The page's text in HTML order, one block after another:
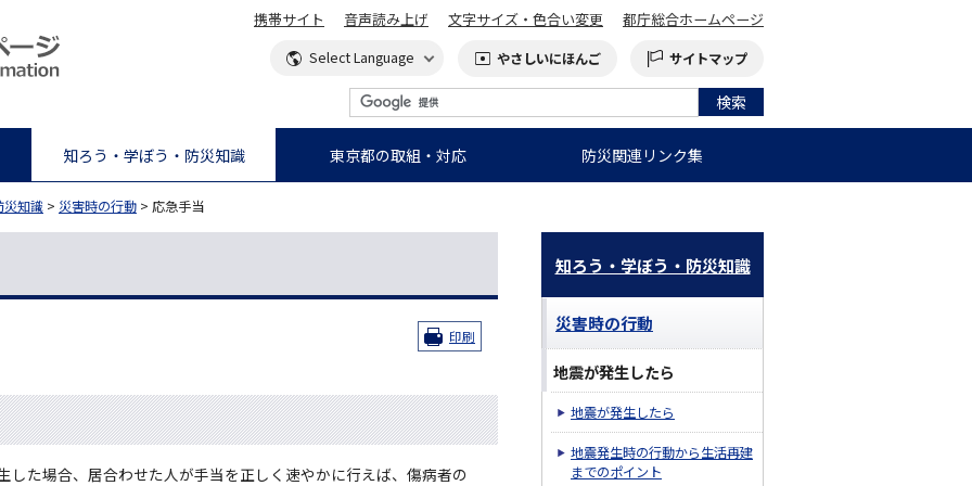
携帯サイト 音声読み上げ 文字サイズ・色合い変更 都庁総合ホームページ
やさしいにほんご サイトマップ
知ろう・学ぼう・防災知識 東京都の取組・対応 防災関連リンク集
災知識 > 災害時の行動 > 応急手当
印刷
した場合、居合わせた人が手当を正しく速やかに行えば、傷病者の
知ろう・学ぼう・防災知識
災害時の行動
地震が発生したら
地震が発生したら
地震発生時の行動から生活再建
までのポイント